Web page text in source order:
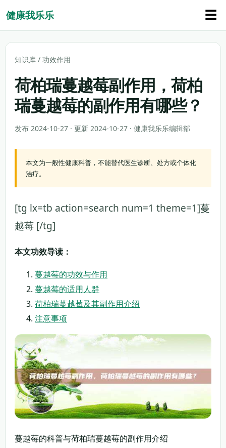
健康我乐乐 ☰
知识库 / 功效作用
荷柏瑞蔓越莓副作用，荷柏
瑞蔓越莓的副作用有哪些？
发布 2024-10-27 · 更新 2024-10-27 · 健康我乐乐编辑部
本文为一般性健康科普，不能替代医生诊断、处方或个体化
治疗。
[tg lx=tb action=search num=1 theme=1]蔓
越莓 [/tg]
本文功效导读：
蔓越莓的功效与作用
蔓越莓的适用人群
荷柏瑞蔓越莓及其副作用介绍
注意事项
蔓越莓的科普与荷柏瑞蔓越莓的副作用介绍